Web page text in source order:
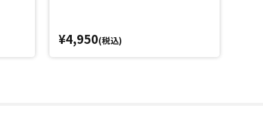
¥4,950(税込)